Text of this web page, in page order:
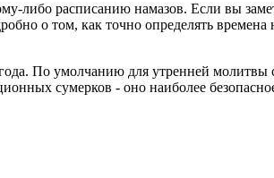
либо расписанию намазов. Если вы
о том, как точно определять
. По умолчанию для утренней молитвы
сумерков - оно наиболее